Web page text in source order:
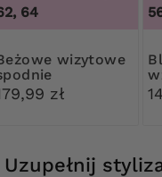
64
zł
Bluzka beżowy
Uzupełnij